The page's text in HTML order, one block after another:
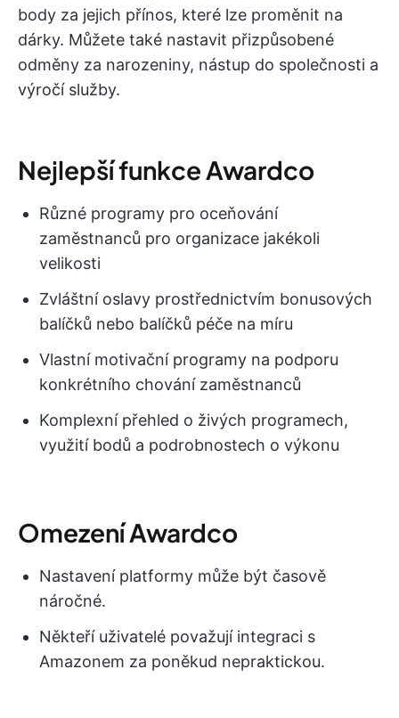
body za jejich přínos, které lze proměnit na
dárky. Můžete také nastavit přizpůsobené
odměny za narozeniny, nástup do společnosti a
výročí služby.
Nejlepší funkce Awardco
Různé programy pro oceňování
zaměstnanců pro organizace jakékoli
velikosti
Zvláštní oslavy prostřednictvím bonusových
balíčků nebo balíčků péče na míru
Vlastní motivační programy na podporu
konkrétního chování zaměstnanců
Komplexní přehled o živých programech,
využití bodů a podrobnostech o výkonu
Omezení Awardco
Nastavení platformy může být časově
náročné.
Někteří uživatelé považují integraci s
Amazonem za poněkud nepraktickou.